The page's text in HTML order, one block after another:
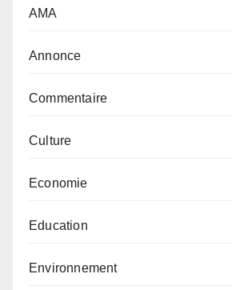
AMA
Annonce
Commentaire
Culture
Economie
Education
Environnement